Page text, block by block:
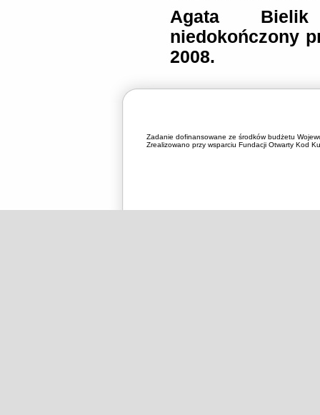
Agata Bielik
niedokończony
2008.
Zadanie dofinansowane ze środków budżetu
Zrealizowano przy wsparciu Fundacji Otwarty Kod